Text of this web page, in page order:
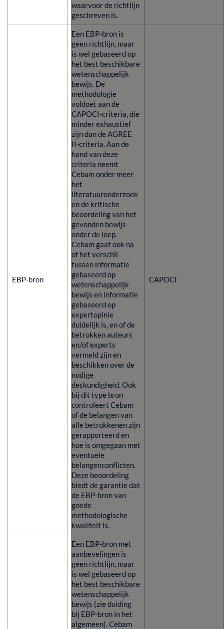
waarvoor de richtlijn
geschreven is.
EBP-bron
Een EBP-bron is
geen richtlijn, maar
is wel gebaseerd op
het best beschikbare
wetenschappelijk
bewijs. De
methodologie
voldoet aan de
CAPOCI-criteria, die
minder exhaustief
zijn dan de AGREE
II-criteria. Aan de
hand van deze
criteria neemt
Cebam onder meer
het
literatuuronderzoek
en de kritische
beoordeling van het
gevonden bewijs
onder de loep.
Cebam gaat ook na
of het verschil
tussen informatie
gebaseerd op
wetenschappelijk
bewijs en informatie
gebaseerd op
expertopinie
duidelijk is, en of de
betrokken auteurs
en/of experts
vermeld zijn en
beschikken over de
nodige
deskundigheid. Ook
bij dit type bron
controleert Cebam
of de belangen van
alle betrokkenen zijn
gerapporteerd en
hoe is omgegaan met
eventuele
belangenconflicten.
Deze beoordeling
biedt de garantie dat
de EBP-bron van
goede
methodologische
kwaliteit is.
CAPOCI
Een EBP-bron met
aanbevelingen is
geen richtlijn, maar
is wel gebaseerd op
het best beschikbare
wetenschappelijk
bewijs (zie duiding
bij EBP-bron in het
algemeen). Cebam